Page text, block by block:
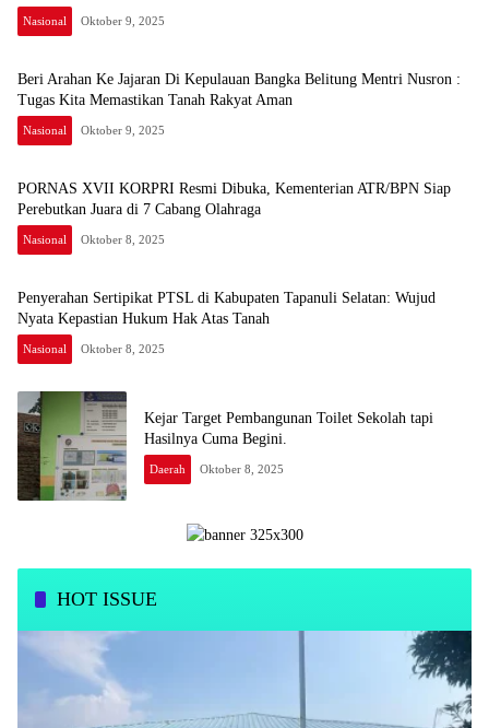
Nasional Oktober 9, 2025
Beri Arahan Ke Jajaran Di Kepulauan Bangka Belitung Mentri Nusron :
Tugas Kita Memastikan Tanah Rakyat Aman
Nasional Oktober 9, 2025
PORNAS XVII KORPRI Resmi Dibuka, Kementerian ATR/BPN Siap
Perebutkan Juara di 7 Cabang Olahraga
Nasional Oktober 8, 2025
Penyerahan Sertipikat PTSL di Kabupaten Tapanuli Selatan: Wujud
Nyata Kepastian Hukum Hak Atas Tanah
Nasional Oktober 8, 2025
Kejar Target Pembangunan Toilet Sekolah tapi
Hasilnya Cuma Begini.
Daerah Oktober 8, 2025
HOT ISSUE